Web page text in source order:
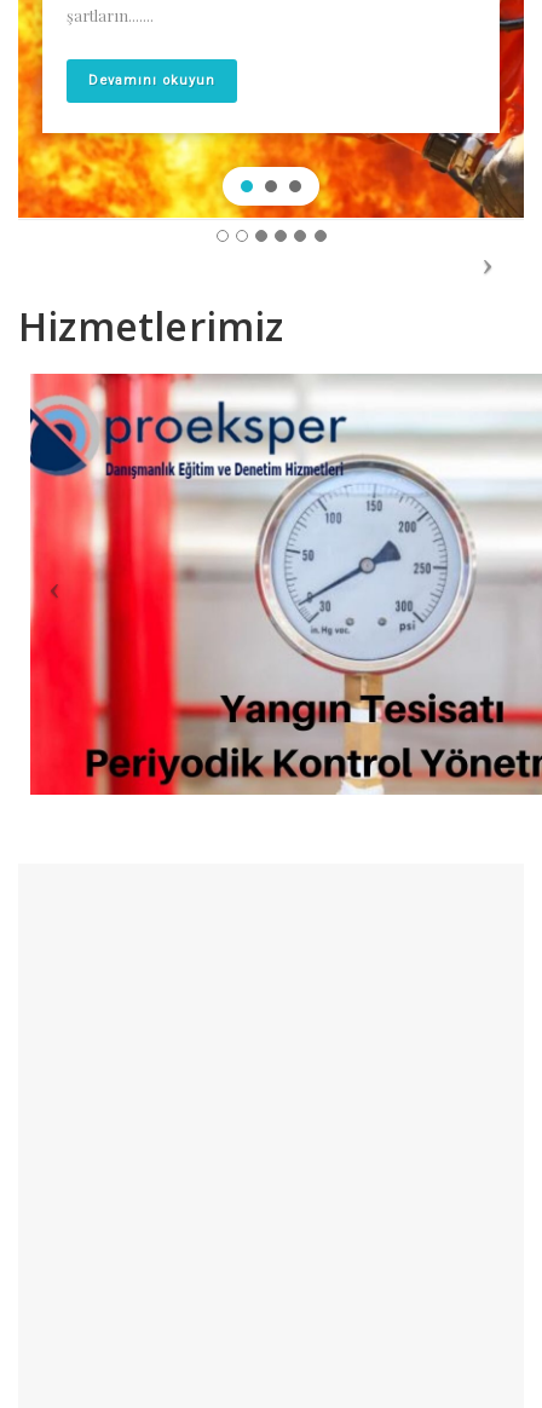
şartların.......
Devamını okuyun
Hizmetlerimiz